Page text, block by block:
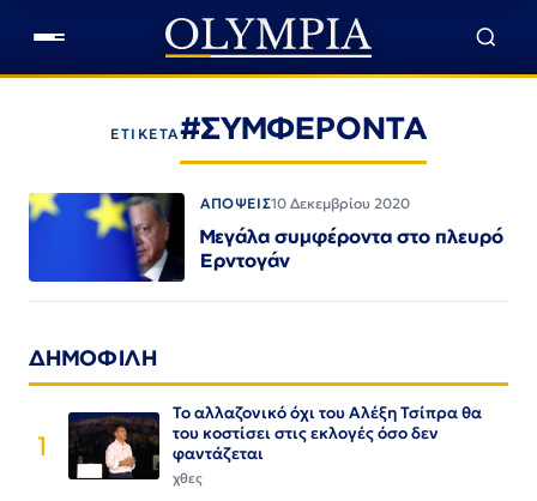
ΕΤΙΚΕΤΑ#ΣΥΜΦΕΡΟΝΤΑ
ΑΠΟΨΕΙΣ10 Δεκεμβρίου 2020
Μεγάλα συμφέροντα στο πλευρό
Ερντογάν
ΔΗΜΟΦΙΛΗ
1
Το αλλαζονικό όχι του Αλέξη Τσίπρα θα
του κοστίσει στις εκλογές όσο δεν
φαντάζεται
χθες